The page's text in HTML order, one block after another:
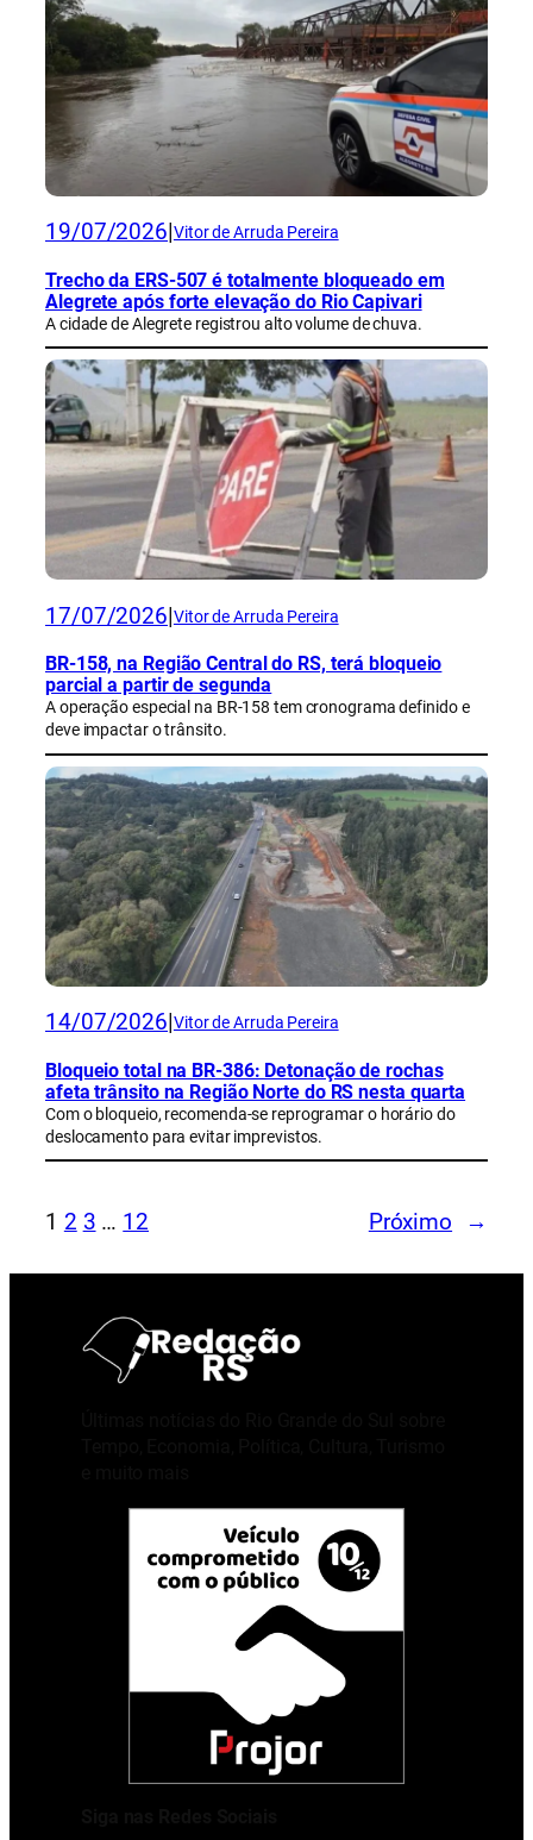
19/07/2026 Vitor de Arruda Pereira
Trecho da ERS-507 é totalmente bloqueado em
Alegrete após forte elevação do Rio Capivari
A cidade de Alegrete registrou alto volume de chuva.
17/07/2026 Vitor de Arruda Pereira
BR-158, na Região Central do RS, terá bloqueio
parcial a partir de segunda
A operação especial na BR-158 tem cronograma definido e
deve impactar o trânsito.
14/07/2026 Vitor de Arruda Pereira
Bloqueio total na BR-386: Detonação de rochas
afeta trânsito na Região Norte do RS nesta quarta
Com o bloqueio, recomenda-se reprogramar o horário do
deslocamento para evitar imprevistos.
1 2 3 … 12 Próximo →